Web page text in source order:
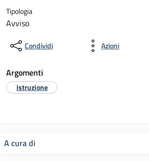
Tipologia
Avviso
Condividi Azioni
Argomenti
Istruzione
A cura di